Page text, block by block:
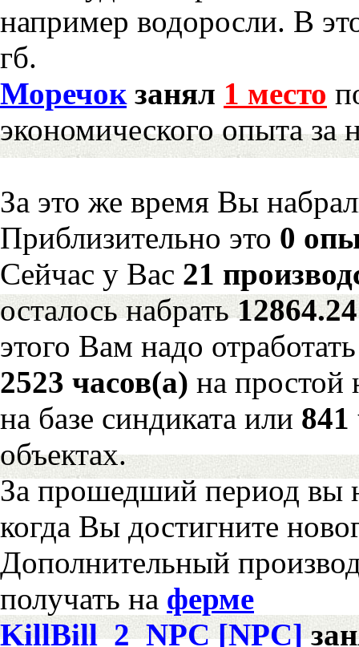
например водоросли. В
гб.
Моречокзанял 1 место
экономического опыта за
За это же время Вы
Приблизительно это 0
Сейчас у Вас 21
осталось набрать
этого Вам надо отработать
2523 часов(а) на
на базе синдиката или 841
объектах.
За прошедший период вы
когда Вы достигните
Дополнительный
получать на ферме
KillBill_2_NPC [NPC]